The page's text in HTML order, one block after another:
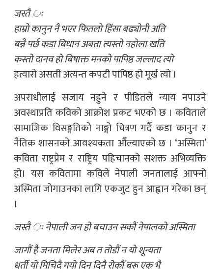
जस्तै ः
हाम्रो कानुन नै भएर फितलो हिंसा बढ्योनी अति
बन्नै पर्छ कडा बिधान अबता त्यस्तो नहोला खति
कस्तो दानव हो बिषाक्त मनको पापिष्ठ जल्लाद त्यो
हत्यारो असती अत्यन्त कपटी पापिष्ठ हो मूर्ख त्यो ।
अपराधीलाई सजाय नहुने र पीडितले न्याय नपाउने
अवस्थाप्रति कविको आक्रोश प्रकट भएको छ । कविताले
सामाजिक विसङ्गतिको नाङ्गो चित्रण गर्दै कडा कानुन र
नैतिक शासनको आवश्यकता औँल्याएको छ । ‘अस्मिता’
कविता राष्ट्रप्रेम र राष्ट्रिय पहिचानको सशक्त अभिव्यक्ति
हो। यस कवितामा कविले नेपाली जनतालाई आफ्नो
अस्मिता जोगाउनका लागि एकजुट हुन आह्वान गरेका छन्
।
जस्तै ः नेपाली जन हो बचाउन सकौं नेपालको अस्मिता
जागौं है जनता मिलेर अब त तोडौं न यो शून्यता
धर्ती यो मिचिदै गयो दिन दिनै रोकौँ बरू एक भै